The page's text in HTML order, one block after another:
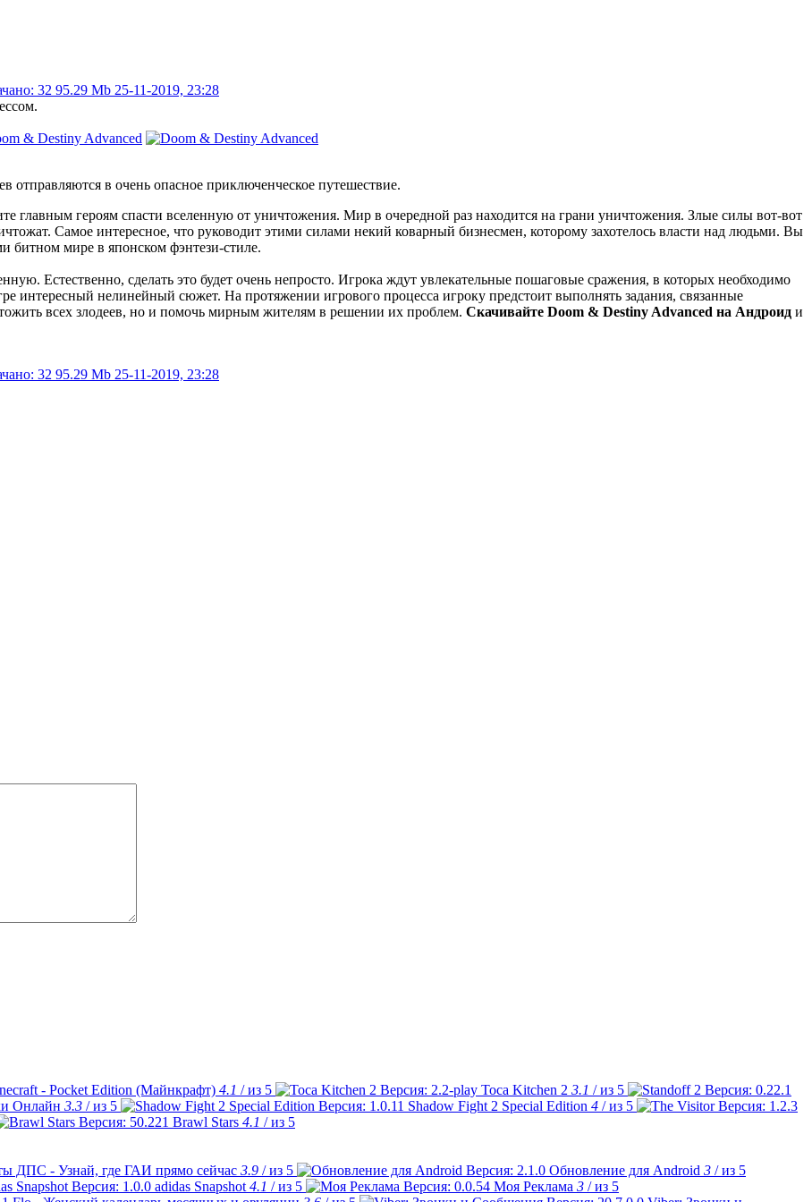
32 95.29 Mb 25-11-2019, 23:28
отправляются в очень опасное приключенческое путешествие.
главным героям спасти вселенную от уничтожения. Мир в очередной раз находится на грани уничтожения. Злые силы вот-вот
Самое интересное, что руководит этими силами некий коварный бизнесмен, которому захотелось власти над людьми. Вы
битном мире в японском фэнтези-стиле.
Естественно, сделать это будет очень непросто. Игрока ждут увлекательные пошаговые сражения, в которых необходимо
интересный нелинейный сюжет. На протяжении игрового процесса игроку предстоит выполнять задания, связанные
всех злодеев, но и помочь мирным жителям в решении их проблем. Скачивайте Doom & Destiny Advanced на Андроид и
32 95.29 Mb 25-11-2019, 23:28
- Pocket Edition (Майнкрафт) 4.1 / из 5 Toca Kitchen 2 3.1 / из 5
Онлайн 3.3 / из 5 Shadow Fight 2 Special Edition 4 / из 5
Brawl Stars 4.1 / из 5
ДПС - Узнай, где ГАИ прямо сейчас 3.9 / из 5 Обновление для Android 3 / из 5
adidas Snapshot 4.1 / из 5 Моя Реклама 3 / из 5